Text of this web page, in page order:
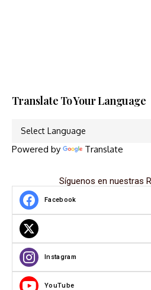
Translate To Your Language
Powered by Translate
Síguenos en nuestras
Facebook
Instagram
YouTube